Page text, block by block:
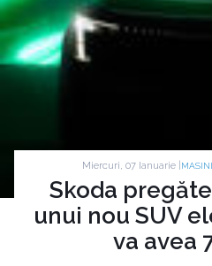
Miercuri, 07 Ianuarie |
Skoda
unui nou SUV
va avea